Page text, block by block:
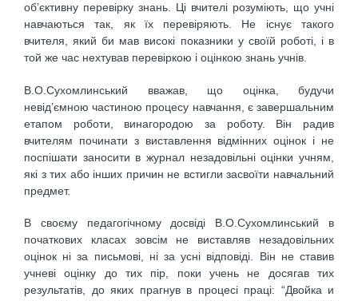
об’єктивну перевірку знань. Ці вчителі розуміють, що учні
навчаються так, як їх перевіряють. Не існує такого
вчителя, який би мав високі показники у своїй роботі, і в
той же час нехтував перевіркою і оцінкою знань учнів.
В.О.Сухомлинський вважав, що оцінка, будучи
невід’ємною частиною процесу навчання, є завершальним
етапом роботи, винагородою за роботу. Він радив
вчителям починати з виставлення відмінних оцінок і не
поспішати заносити в журнал незадовільні оцінки учням,
які з тих або інших причин не встигли засвоїти навчальний
предмет.
В своєму педагогічному досвіді В.О.Сухомлинський в
початкових класах зовсім не виставляв незадовільних
оцінок ні за письмові, ні за усні відповіді. Він не ставив
учневі оцінку до тих пір, поки учень не досягав тих
результатів, до яких прагнув в процесі праці: “Двойка и